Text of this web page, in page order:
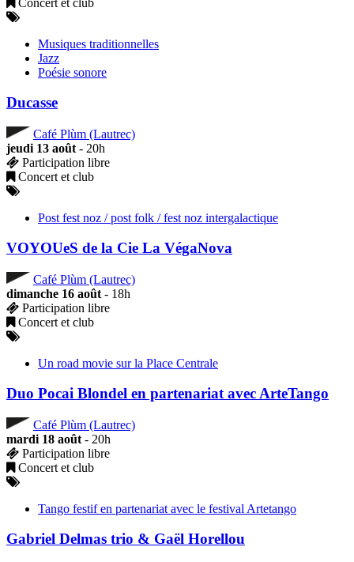
Musiques traditionnelles
Jazz
Poésie sonore
Ducasse
Café Plùm (Lautrec)
jeudi 13 août - 20h
Participation libre
Concert et club
Post fest noz / post folk / fest noz intergalactique
VOYOUeS de la Cie La VégaNova
Café Plùm (Lautrec)
dimanche 16 août - 18h
Participation libre
Concert et club
Un road movie sur la Place Centrale
Duo Pocai Blondel en partenariat avec ArteTango
Café Plùm (Lautrec)
mardi 18 août - 20h
Participation libre
Concert et club
Tango festif en partenariat avec le festival Artetango
Gabriel Delmas trio & Gaël Horellou